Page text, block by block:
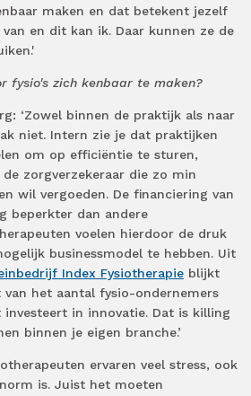
maken en dat betekent jezelf
en dit kan ik. Daar kunnen ze de
fysio's zich kenbaar te maken?
‘Zowel binnen de praktijk als naar
niet. Intern zie je dat praktijken
om op efficiëntie te sturen,
zorgverzekeraar die zo min
wil vergoeden. De financiering van
beperkter dan andere
voelen hierdoor de druk
businessmodel te hebben. Uit
Index Fysiotherapie blijkt
het aantal fysio-ondernemers
in innovatie. Dat is killing
binnen je eigen branche.’
ervaren veel stress, ook
is. Juist het moeten